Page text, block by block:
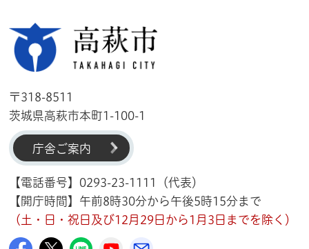
〒318-8511
茨城県高萩市本町1-100-1
庁舎ご案内
【電話番号】0293-23-1111（代表）
【開庁時間】午前8時30分から午後5時15分まで
（土・日・祝日及び12月29日から1月3日までを除く）
高萩市公式Facebook
高萩市公式X
高萩市公式LINE
高萩市YouTube公式チャンネル